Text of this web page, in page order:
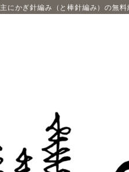
主にかぎ針編み（と棒針編み）の無